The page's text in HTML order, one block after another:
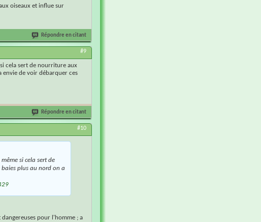
oiseaux et influe sur
Répondre en citant
#9
cela sert de nourriture aux
envie de voir débarquer ces
Répondre en citant
#10
si cela sert de
plus au nord on a
pour l'homme ; a